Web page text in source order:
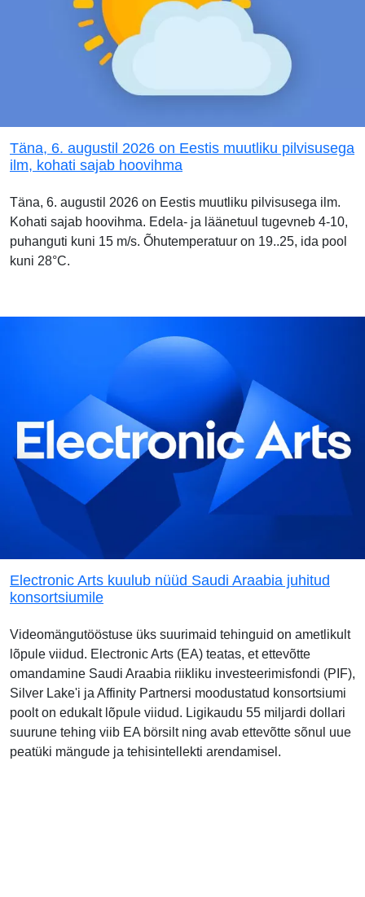
Täna, 6. augustil 2026 on Eestis muutliku pilvisusega
ilm, kohati sajab hoovihma
Täna, 6. augustil 2026 on Eestis muutliku pilvisusega ilm.
Kohati sajab hoovihma. Edela- ja läänetuul tugevneb 4-10,
puhanguti kuni 15 m/s. Õhutemperatuur on 19..25, ida pool
kuni 28°C.
Electronic Arts kuulub nüüd Saudi Araabia juhitud
konsortsiumile
Videomängutööstuse üks suurimaid tehinguid on ametlikult
lõpule viidud. Electronic Arts (EA) teatas, et ettevõtte
omandamine Saudi Araabia riikliku investeerimisfondi (PIF),
Silver Lake'i ja Affinity Partnersi moodustatud konsortsiumi
poolt on edukalt lõpule viidud. Ligikaudu 55 miljardi dollari
suurune tehing viib EA börsilt ning avab ettevõtte sõnul uue
peatüki mängude ja tehisintellekti arendamisel.